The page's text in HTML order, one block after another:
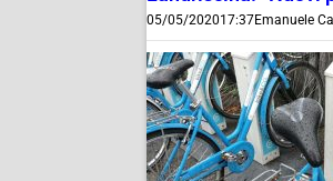
05/05/202017:37Emanuele